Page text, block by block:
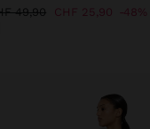
49,90 CHF 25,90 48%